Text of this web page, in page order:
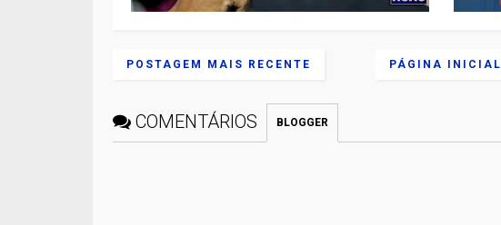
POSTAGEM MAIS RECENTE PÁGINA INICIAL
COMENTÁRIOS BLOGGER